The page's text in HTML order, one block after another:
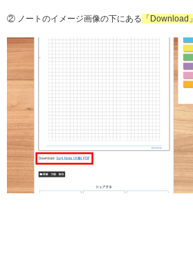
② ノートのイメージ画像の下にある 「Download」